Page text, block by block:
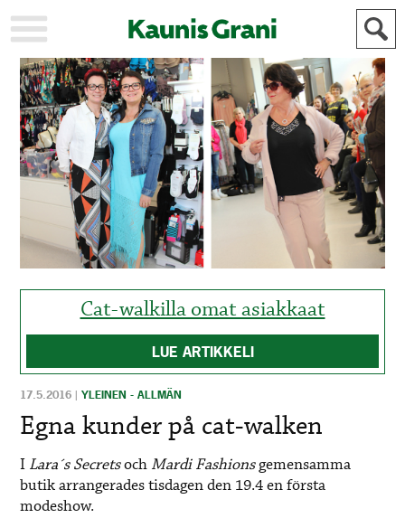
KAUPUNKI
STADEN
AJANKOHTAISTA
AKTUELLT
URHEILU
IDROTT
KULTTUURI
KULTUR
HISTORIA
HISTORIA
YLEINEN
ALLMÄN
MAINOSTAJILLE
FÖR
ANNONSÖRER
Cat-walkilla omat asiakkaat
LUE ARTIKKELI
17.5.2016 |YLEINEN - ALLMÄN
Egna kunder på cat-walken
I Lara´s Secretsoch Mardi Fashionsgemensamma
butik arrangerades tisdagen den 19.4 en första
modeshow.